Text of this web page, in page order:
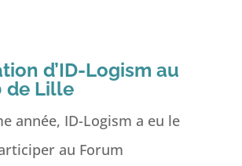
d’ID-Logism au
de Lille
année, ID-Logism a eu le
au Forum